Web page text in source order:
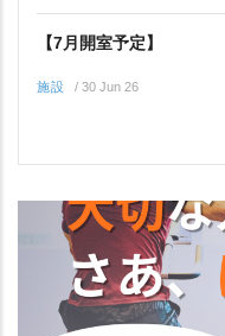
【7月開室予定】
施設 / 30 Jun 26